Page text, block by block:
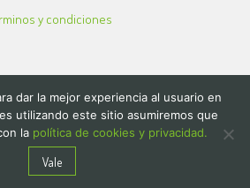
y condiciones
El Diario de Colón
y cookies
dar la mejor experiencia al usuario en
utilizando este sitio asumiremos que
la política de cookies y privacidad.
Vale